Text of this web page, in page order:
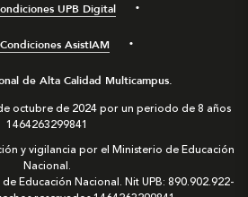
UPB Digital
AsistIAM
de Alta Calidad Multicampus.
octubre de 2024 por un periodo de 8 años
1464263299841
y vigilancia por el Ministerio de Educación
Nacional.
Educación Nacional. Nit UPB: 890.902.922-